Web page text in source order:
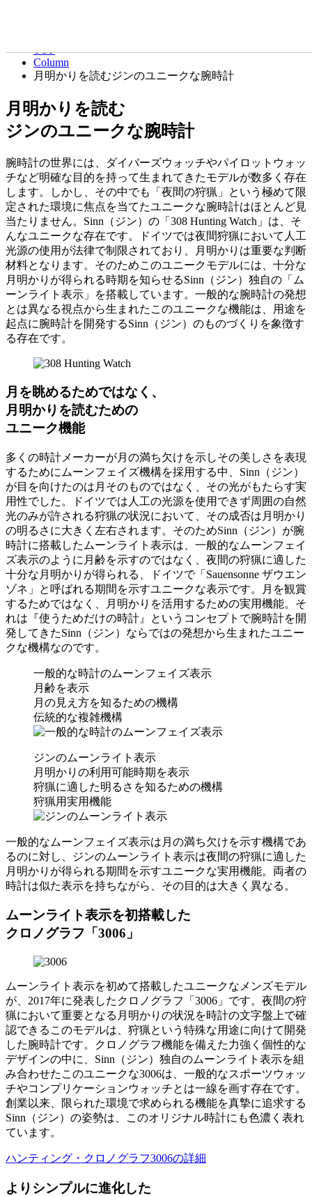
TOP
Column
月明かりを読むジンのユニークな腕時計
月明かりを読む
ジンのユニークな腕時計
腕時計の世界には、ダイバーズウォッチやパイロットウォッ
チなど明確な目的を持って生まれてきたモデルが数多く存在
します。しかし、その中でも「夜間の狩猟」という極めて限
定された環境に焦点を当てたユニークな腕時計はほとんど見
当たりません。Sinn（ジン）の「308 Hunting Watch」は、そ
んなユニークな存在です。ドイツでは夜間狩猟において人工
光源の使用が法律で制限されており、月明かりは重要な判断
材料となります。そのためこのユニークモデルには、十分な
月明かりが得られる時期を知らせるSinn（ジン）独自の「ム
ーンライト表示」を搭載しています。一般的な腕時計の発想
とは異なる視点から生まれたこのユニークな機能は、用途を
起点に腕時計を開発するSinn（ジン）のものづくりを象徴す
る存在です。
月を眺めるためではなく、
月明かりを読むための
ユニーク機能
多くの時計メーカーが月の満ち欠けを示しその美しさを表現
するためにムーンフェイズ機構を採用する中、Sinn（ジン）
が目を向けたのは月そのものではなく、その光がもたらす実
用性でした。ドイツでは人工の光源を使用できず周囲の自然
光のみが許される狩猟の状況において、その成否は月明かり
の明るさに大きく左右されます。そのためSinn（ジン）が腕
時計に搭載したムーンライト表示は、一般的なムーンフェイ
ズ表示のように月齢を示すのではなく、夜間の狩猟に適した
十分な月明かりが得られる、ドイツで「Sauensonne ザウエン
ゾネ」と呼ばれる期間を示すユニークな表示です。月を観賞
するためではなく、月明かりを活用するための実用機能。そ
れは『使うためだけの時計』というコンセプトで腕時計を開
発してきたSinn（ジン）ならではの発想から生まれたユニー
クな機構なのです。
一般的な時計のムーンフェイズ表示
月齢を表示
月の見え方を知るための機構
伝統的な複雑機構
ジンのムーンライト表示
月明かりの利用可能時期を表示
狩猟に適した明るさを知るための機構
狩猟用実用機能
一般的なムーンフェイズ表示は月の満ち欠けを示す機構であ
るのに対し、ジンのムーンライト表示は夜間の狩猟に適した
月明かりが得られる期間を示すユニークな実用機能。両者の
時計は似た表示を持ちながら、その目的は大きく異なる。
ムーンライト表示を初搭載した
クロノグラフ「3006」
ムーンライト表示を初めて搭載したユニークなメンズモデル
が、2017年に発表したクロノグラフ「3006」です。夜間の狩
猟において重要となる月明かりの状況を時計の文字盤上で確
認できるこのモデルは、狩猟という特殊な用途に向けて開発
した腕時計です。クロノグラフ機能を備えた力強く個性的な
デザインの中に、Sinn（ジン）独自のムーンライト表示を組
み合わせたこのユニークな3006は、一般的なスポーツウォッ
チやコンプリケーションウォッチとは一線を画す存在です。
創業以来、限られた環境で求められる機能を真摯に追求する
Sinn（ジン）の姿勢は、このオリジナル時計にも色濃く表れ
ています。
ハンティング・クロノグラフ3006の詳細
よりシンプルに進化した